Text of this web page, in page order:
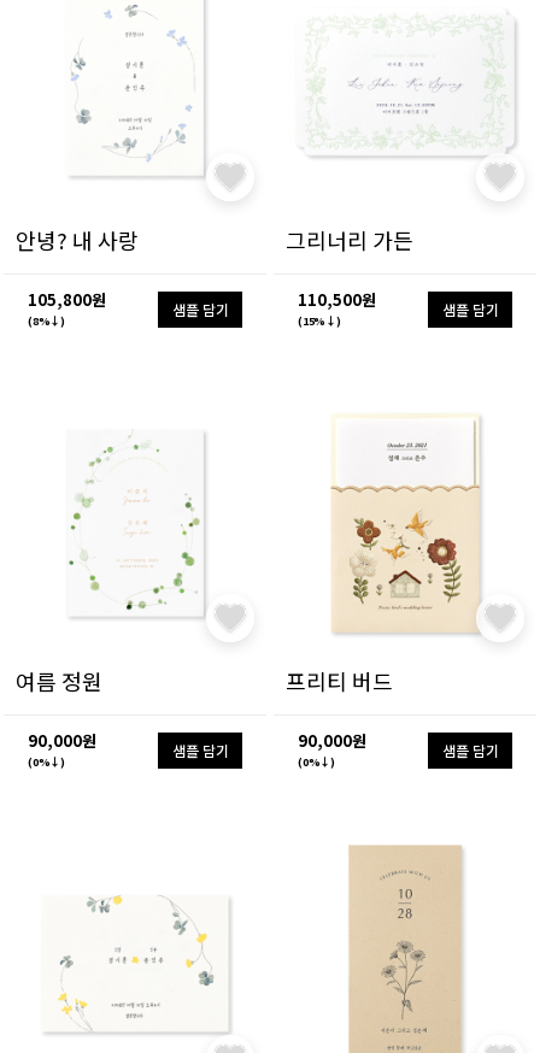
안녕? 내 사랑
105,800원
(8%↓)
샘플 담기
그리너리 가든
110,500원
(15%↓)
샘플 담기
여름 정원
90,000원
(0%↓)
샘플 담기
프리티 버드
90,000원
(0%↓)
샘플 담기